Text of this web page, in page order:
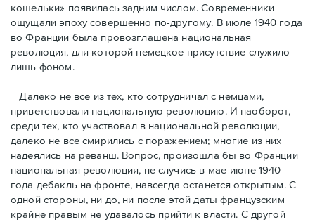
кошельки» появилась задним числом. Современники
ощущали эпоху совершенно по-другому. В июле 1940 года
во Франции была провозглашена национальная
революция, для которой немецкое присутствие служило
лишь фоном.
Далеко не все из тех, кто сотрудничал с немцами,
приветствовали национальную революцию. И наоборот,
среди тех, кто участвовал в национальной революции,
далеко не все смирились с поражением; многие из них
надеялись на реванш. Вопрос, произошла бы во Франции
национальная революция, не случись в мае-июне 1940
года дебакль на фронте, навсегда останется открытым. С
одной стороны, ни до, ни после этой даты французским
крайне правым не удавалось прийти к власти. С другой